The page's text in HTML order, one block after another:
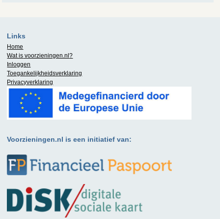
Links
Home
Wat is voorzieningen.nl?
Inloggen
Toegankelijkheidsverklaring
Privacyverklaring
Voorzieningen.nl is een initiatief van: